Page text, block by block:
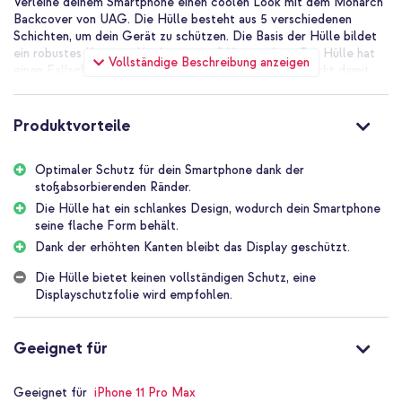
Vollständige Beschreibung anzeigen
Backcover von UAG. Die Hülle besteht aus 5 verschiedenen
Schichten, um dein Gerät zu schützen. Die Basis der Hülle bildet
ein robustes Kunststoffgehäuse mit Silikonrändern. Die Hülle hat
einen Fallschutz bis zu 5 Metern getestet und entspricht damit
Schutz für dein Telefon. Die Hülle besteht aus fünf verschiedenen
Schichten Die stabile Kunststoffschale sorgt für eine starke Basis.
Diese Basis verfügt über stoßabsorbierende Ränder aus Silikon.
Die Hülle hat einen Fallschutz bis zu 5 Metern getestet und
entspricht damit den MIL-STD-810G Sturztest-Standards.
Außerdem hat das Gehäuse erhöhte Ränder, die einen zusätzlichen
Schutz für das Display bieten.
flaches Design behält. Perfekt, wenn du die Hülle gern in deiner
Kleidung bei dir trägst. Schließlich lässt sich die Hülle auch
du dir auf keinen Fall entgehen lassen solltest!
Produktvorteile
Optimaler Schutz für dein Smartphone dank der
stoßabsorbierenden Ränder.
Die Hülle hat ein schlankes Design, wodurch dein Smartphone
seine flache Form behält.
Dank der erhöhten Kanten bleibt das Display geschützt.
Die Hülle bietet keinen vollständigen Schutz, eine
Displayschutzfolie wird empfohlen.
Geeignet für
Geeignet für iPhone 11 Pro Max